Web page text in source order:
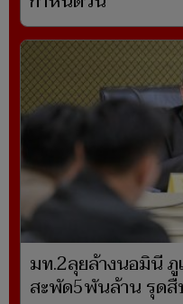
มท.2ลุยล้างนอมินี
สะพัด5พันล้าน รุด